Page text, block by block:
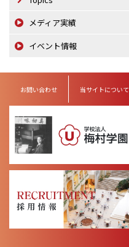
メディア実績
イベント情報
お問い合わせ 当サイトについて